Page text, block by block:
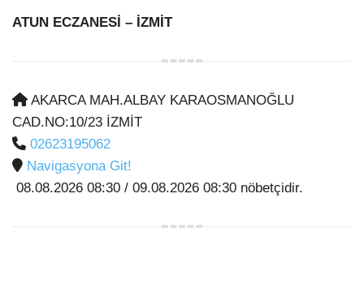
ATUN ECZANESİ – İZMİT
AKARCA MAH.ALBAY KARAOSMANOĞLU
CAD.NO:10/23 İZMİT
02623195062
Navigasyona Git!
08.08.2026 08:30 / 09.08.2026 08:30 nöbetçidir.